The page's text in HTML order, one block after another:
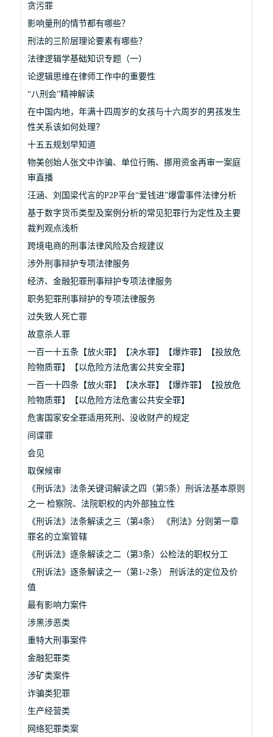
贪污罪
影响量刑的情节都有哪些？
刑法的三阶层理论要素有哪些？
法律逻辑学基础知识专题（一）
论逻辑思维在律师工作中的重要性
“八刑会”精神解读
在中国内地，年满十四周岁的女孩与十六周岁的男孩发生
性关系该如何处理？
十五五规划早知道
物美创始人张文中诈骗、单位行贿、挪用资金再审一案庭
审直播
汪涵、刘国梁代言的P2P平台“爱钱进”爆雷事件法律分析
基于数字货币类型及案例分析的常见犯罪行为定性及主要
裁判观点浅析
跨境电商的刑事法律风险及合规建议
涉外刑事辩护专项法律服务
经济、金融犯罪刑事辩护专项法律服务
职务犯罪刑事辩护的专项法律服务
过失致人死亡罪
故意杀人罪
一百一十五条【放火罪】【决水罪】【爆炸罪】【投放危
险物质罪】【以危险方法危害公共安全罪】
一百一十四条【放火罪】【决水罪】【爆炸罪】【投放危
险物质罪】【以危险方法危害公共安全罪】
危害国家安全罪适用死刑、没收财产的规定
间谍罪
会见
取保候审
《刑诉法》法条关键词解读之四（第5条）刑诉法基本原则
之一 检察院、法院职权的内外部独立性
《刑诉法》法条解读之三（第4条） 《刑法》分则第一章
罪名的立案管辖
《刑诉法》逐条解读之二（第3条）公检法的职权分工
《刑诉法》逐条解读之一（第1-2条） 刑诉法的定位及价
值
最有影响力案件
涉黑涉恶类
重特大刑事案件
金融犯罪类
涉矿类案件
诈骗类犯罪
生产经营类
网络犯罪类案